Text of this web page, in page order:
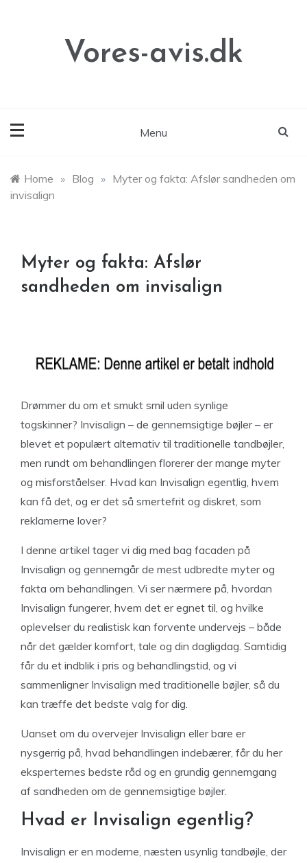
Vores-avis.dk
Menu
Home » Blog » Myter og fakta: Afslør sandheden om
invisalign
Myter og fakta: Afslør
sandheden om invisalign
Drømmer du om et smukt smil uden synlige
togskinner? Invisalign – de gennemsigtige bøjler – er
blevet et populært alternativ til traditionelle tandbøjler,
men rundt om behandlingen florerer der mange myter
og misforståelser. Hvad kan Invisalign egentlig, hvem
kan få det, og er det så smertefrit og diskret, som
reklamerne lover?
I denne artikel tager vi dig med bag facaden på
Invisalign og gennemgår de mest udbredte myter og
fakta om behandlingen. Vi ser nærmere på, hvordan
Invisalign fungerer, hvem det er egnet til, og hvilke
oplevelser du realistisk kan forvente undervejs – både
når det gælder komfort, tale og din dagligdag. Samtidig
får du et indblik i pris og behandlingstid, og vi
sammenligner Invisalign med traditionelle bøjler, så du
kan træffe det bedste valg for dig.
Uanset om du overvejer Invisalign eller bare er
nysgerrig på, hvad behandlingen indebærer, får du her
eksperternes bedste råd og en grundig gennemgang
af sandheden om de gennemsigtige bøjler.
Hvad er Invisalign egentlig?
Invisalign er en moderne, næsten usynlig tandbøjle, der